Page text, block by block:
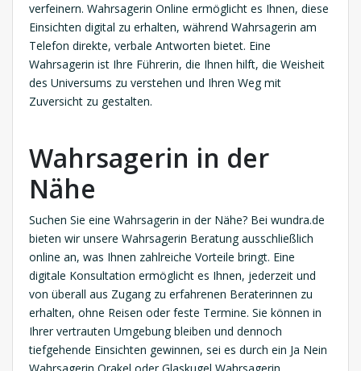
verfeinern. Wahrsagerin Online ermöglicht es Ihnen, diese
Einsichten digital zu erhalten, während Wahrsagerin am
Telefon direkte, verbale Antworten bietet. Eine
Wahrsagerin ist Ihre Führerin, die Ihnen hilft, die Weisheit
des Universums zu verstehen und Ihren Weg mit
Zuversicht zu gestalten.
Wahrsagerin in der
Nähe
Suchen Sie eine Wahrsagerin in der Nähe? Bei wundra.de
bieten wir unsere Wahrsagerin Beratung ausschließlich
online an, was Ihnen zahlreiche Vorteile bringt. Eine
digitale Konsultation ermöglicht es Ihnen, jederzeit und
von überall aus Zugang zu erfahrenen Beraterinnen zu
erhalten, ohne Reisen oder feste Termine. Sie können in
Ihrer vertrauten Umgebung bleiben und dennoch
tiefgehende Einsichten gewinnen, sei es durch ein Ja Nein